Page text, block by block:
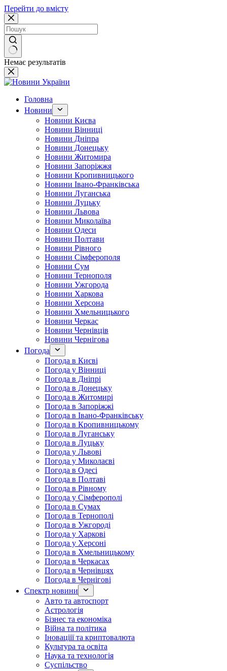
Перейти до вмісту
Немає результатів
Головна
Новини
Новини Києва
Новини Вінниці
Новини Дніпра
Новини Донецьку
Новини Житомира
Новини Запоріжжя
Новини Кропивницького
Новини Івано-Франківська
Новини Луганська
Новини Луцьку
Новини Львова
Новини Миколаїва
Новини Одеси
Новини Полтави
Новини Рівного
Новини Сімферополя
Новини Сум
Новини Тернополя
Новини Ужгорода
Новини Харкова
Новини Херсона
Новини Хмельницького
Новини Черкас
Новини Чернівців
Новини Чернігова
Погода
Погода в Києві
Погода у Вінниці
Погода в Дніпрі
Погода в Донецьку
Погода в Житомирі
Погода в Запоріжжі
Погода в Івано-Франківську
Погода в Кропивницькому
Погода в Луганську
Погода в Луцьку
Погода у Львові
Погода у Миколаєві
Погода в Одесі
Погода в Полтаві
Погода в Рівному
Погода у Сімферополі
Погода в Сумах
Погода в Тернополі
Погода в Ужгороді
Погода у Харкові
Погода у Херсоні
Погода в Хмельницькому
Погода в Черкасах
Погода в Чернівцях
Погода в Чернігові
Спектр новини
Авто та автоспорт
Астрологія
Бізнес та економіка
Війна та політика
Іноваціії та криптовалюта
Культура та освіта
Наука та технологія
Суспільство